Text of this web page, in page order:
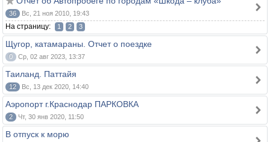
36 Вс, 21 ноя 2010, 19:43
На страницу: 1 2 3
Щугор, катамараны. Отчет о поездке
0 Ср, 02 авг 2023, 13:37
Таиланд. Паттайя
12 Вс, 13 дек 2020, 14:40
Аэропорт г.Краснодар ПАРКОВКА
2 Чт, 30 янв 2020, 11:50
В отпуск к морю